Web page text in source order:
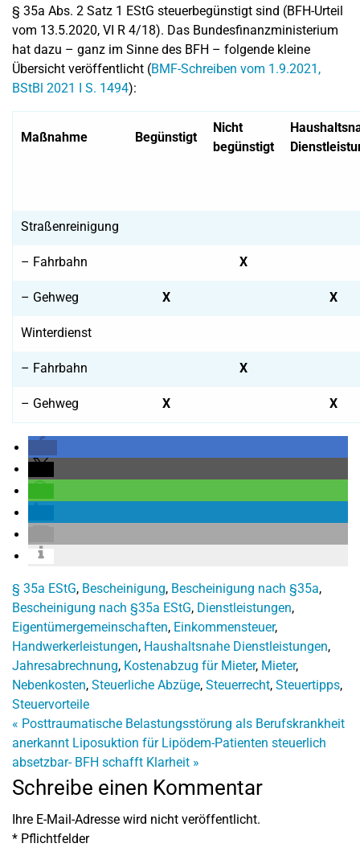
§ 35a Abs. 2 Satz 1 EStG steuerbegünstigt sind (BFH-Urteil
vom 13.5.2020, VI R 4/18). Das Bundesfinanzministerium
hat dazu – ganz im Sinne des BFH – folgende kleine
Übersicht veröffentlicht (BMF-Schreiben vom 1.9.2021,
BStBl 2021 I S. 1494):
Maßnahme Begünstigt
Nicht
begünstigt
Straßenreinigung
– Fahrbahn X
– Gehweg X X
Winterdienst
– Fahrbahn X
– Gehweg X X
§ 35a EStG, Bescheinigung, Bescheinigung nach §35a,
Bescheinigung nach §35a EStG, Dienstleistungen,
Eigentümergemeinschaften, Einkommensteuer,
Handwerkerleistungen, Haushaltsnahe Dienstleistungen,
Jahresabrechnung, Kostenabzug für Mieter, Mieter,
Nebenkosten, Steuerliche Abzüge, Steuerrecht, Steuertipps,
Steuervorteile
« Posttraumatische Belastungsstörung als Berufskrankheit
anerkannt Liposuktion für Lipödem-Patienten steuerlich
absetzbar- BFH schafft Klarheit »
Schreibe einen Kommentar
Ihre E-Mail-Adresse wird nicht veröffentlicht.
* Pflichtfelder